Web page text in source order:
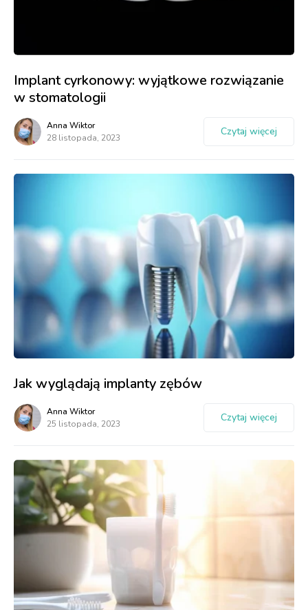
Implant cyrkonowy: wyjątkowe rozwiązanie
w stomatologii
Anna Wiktor
28 listopada, 2023
Czytaj więcej
Jak wyglądają implanty zębów
Anna Wiktor
25 listopada, 2023
Czytaj więcej